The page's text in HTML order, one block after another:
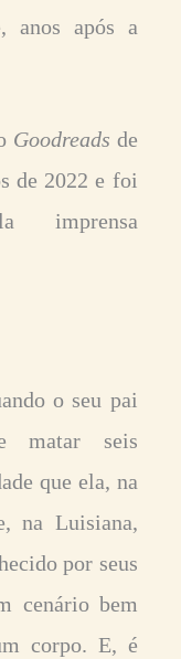
anos após a
Goodreads de
de 2022 e foi
imprensa
o seu pai
matar seis
que ela, na
na Luisiana,
por seus
cenário bem
corpo. E, é